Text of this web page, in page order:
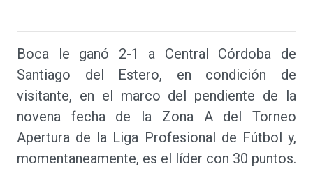
Boca le ganó 2-1 a Central Córdoba de
Santiago del Estero, en condición de
visitante, en el marco del pendiente de la
novena fecha de la Zona A del Torneo
Apertura de la Liga Profesional de Fútbol y,
momentaneamente, es el líder con 30 puntos.